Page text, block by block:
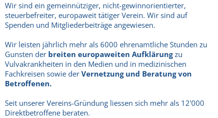
Wir sind ein gemeinnütziger, nicht-gewinnorientierter,
steuerbefreiter, europaweit tätiger Verein. Wir sind auf
Spenden und Mitgliederbeiträge angewiesen.
Wir leisten jährlich mehr als 6000 ehrenamtliche Stunden zu
Gunsten der breiten europaweiten Aufklärungzu
Vulvakrankheiten in den Medien und in medizinischen
Fachkreisen sowie der Vernetzung und Beratung von
Betroffenen.
Seit unserer Vereins-Gründung liessen sich mehr als 12'000
Direktbetroffene beraten.